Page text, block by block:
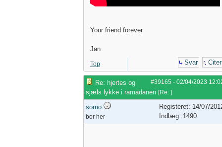
Your friend forever
Jan
Top Svar Citer
#39165 - 02/04/2023
Re: hjertes og
sjæls lykke i ramadanen [Re: ]
somo
bor her
Registeret: 14/07/
Indlæg: 1490